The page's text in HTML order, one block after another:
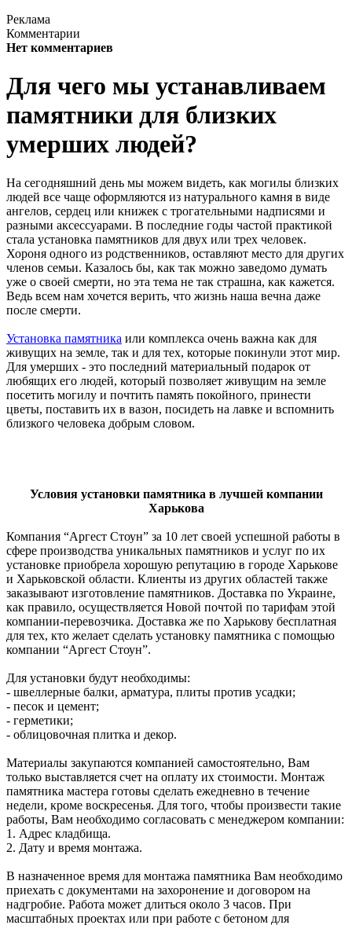
Реклама
Комментарии
Нет комментариев
Для чего мы устанавливаем
памятники для близких
умерших людей?
На сегодняшний день мы можем видеть, как могилы близких
людей все чаще оформляются из натурального камня в виде
ангелов, сердец или книжек с трогательными надписями и
разными аксессуарами. В последние годы частой практикой
стала установка памятников для двух или трех человек.
Хороня одного из родственников, оставляют место для других
членов семьи. Казалось бы, как так можно заведомо думать
уже о своей смерти, но эта тема не так страшна, как кажется.
Ведь всем нам хочется верить, что жизнь наша вечна даже
после смерти.
Установка памятника или комплекса очень важна как для
живущих на земле, так и для тех, которые покинули этот мир.
Для умерших - это последний материальный подарок от
любящих его людей, который позволяет живущим на земле
посетить могилу и почтить память покойного, принести
цветы, поставить их в вазон, посидеть на лавке и вспомнить
близкого человека добрым словом.
Условия установки памятника в лучшей компании
Харькова
Компания “Аргест Стоун” за 10 лет своей успешной работы в
сфере производства уникальных памятников и услуг по их
установке приобрела хорошую репутацию в городе Харькове
и Харьковской области. Клиенты из других областей также
заказывают изготовление памятников. Доставка по Украине,
как правило, осуществляется Новой почтой по тарифам этой
компании-перевозчика. Доставка же по Харькову бесплатная
для тех, кто желает сделать установку памятника с помощью
компании “Аргест Стоун”.
Для установки будут необходимы:
- швеллерные балки, арматура, плиты против усадки;
- песок и цемент;
- герметики;
- облицовочная плитка и декор.
Материалы закупаются компанией самостоятельно, Вам
только выставляется счет на оплату их стоимости. Монтаж
памятника мастера готовы сделать ежедневно в течение
недели, кроме воскресенья. Для того, чтобы произвести такие
работы, Вам необходимо согласовать с менеджером компании:
1. Адрес кладбища.
2. Дату и время монтажа.
В назначенное время для монтажа памятника Вам необходимо
приехать с документами на захоронение и договором на
надгробие. Работа может длиться около 3 часов. При
масштабных проектах или при работе с бетоном для